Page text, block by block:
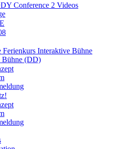
Conference 2 Videos
Ferienkurs Interaktive Bühne
Bühne (DD)